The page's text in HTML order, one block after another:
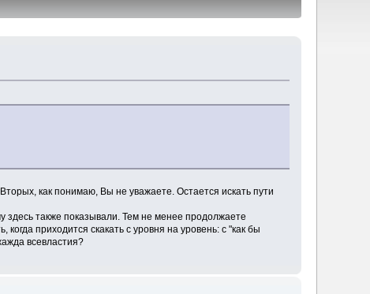
как понимаю, Вы не уважаете. Остается искать пути
здесь также показывали. Тем не менее продолжаете
приходится скакать с уровня на уровень: с "как бы
всевластия?